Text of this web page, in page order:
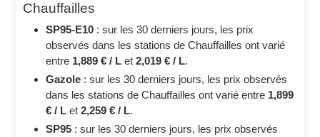
Chauffailles
SP95-E10 : sur les 30 derniers jours, les prix
observés dans les stations de Chauffailles ont varié
entre 1,889 € / L et2,019 € / L.
Gazole : sur les 30 derniers jours, les prix observés
dans les stations de Chauffailles ont varié entre 1,899
€ / L et2,259 € / L.
SP95 : sur les 30 derniers jours, les prix observés